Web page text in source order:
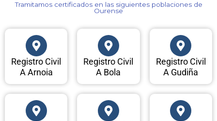
Tramitamos certificados en las siguientes poblaciones de
Ourense​
Registro Civil
A Arnoia
Registro Civil
A Bola
Registro Civil
A Gudiña